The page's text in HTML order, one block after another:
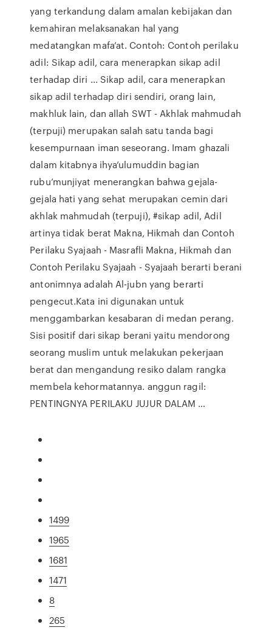
yang terkandung dalam amalan kebijakan dan
kemahiran melaksanakan hal yang
medatangkan mafa’at. Contoh: Contoh perilaku
adil: Sikap adil, cara menerapkan sikap adil
terhadap diri ... Sikap adil, cara menerapkan
sikap adil terhadap diri sendiri, orang lain,
makhluk lain, dan allah SWT - Akhlak mahmudah
(terpuji) merupakan salah satu tanda bagi
kesempurnaan iman seseorang. Imam ghazali
dalam kitabnya ihya’ulumuddin bagian
rubu’munjiyat menerangkan bahwa gejala-
gejala hati yang sehat merupakan cemin dari
akhlak mahmudah (terpuji), #sikap adil, Adil
artinya tidak berat Makna, Hikmah dan Contoh
Perilaku Syajaah - Masrafli Makna, Hikmah dan
Contoh Perilaku Syajaah - Syajaah berarti berani
antonimnya adalah Al-jubn yang berarti
pengecut.Kata ini digunakan untuk
menggambarkan kesabaran di medan perang.
Sisi positif dari sikap berani yaitu mendorong
seorang muslim untuk melakukan pekerjaan
berat dan mengandung resiko dalam rangka
membela kehormatannya. anggun ragil:
PENTINGNYA PERILAKU JUJUR DALAM …
1499
1965
1681
1471
8
265